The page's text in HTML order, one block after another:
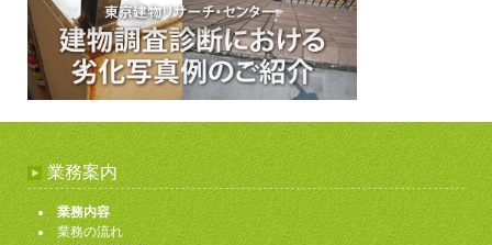
業務案内
業務内容
業務の流れ